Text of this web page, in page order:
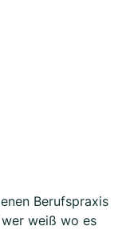
Berufspraxis
weiß wo es